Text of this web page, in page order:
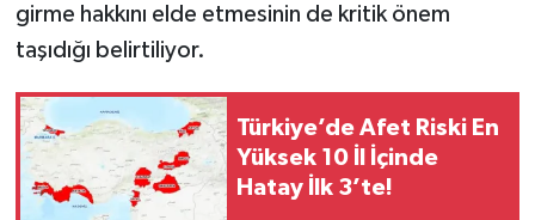
girme hakkını elde etmesinin de kritik önem
taşıdığı belirtiliyor.
Türkiye’de Afet Riski En
Yüksek 10 İl İçinde
Hatay İlk 3’te!